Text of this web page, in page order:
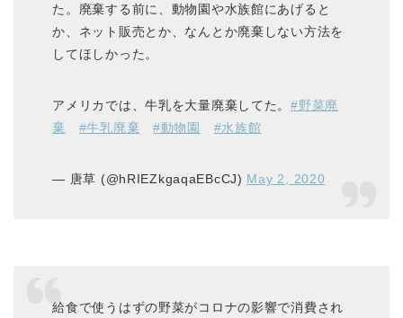
た。廃棄する前に、動物園や水族館にあげると
か、ネット販売とか、なんとか廃棄しない方法を
してほしかった。
アメリカでは、牛乳を大量廃棄してた。#野菜廃
棄
#牛乳廃棄 #動物園 #水族館
— 唐草 (@hRIEZkgaqaEBcCJ) May 2, 2020
給食で使うはずの野菜がコロナの影響で消費され